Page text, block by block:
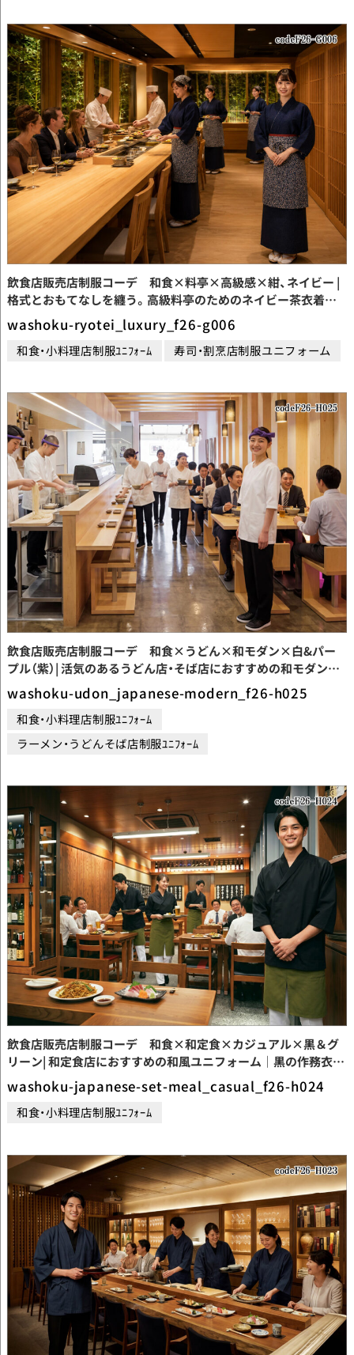
飲食店販売店制服コーデ 和食×料亭×高級感×紺、ネイビー |
格式とおもてなしを纏う。高級料亭のためのネイビー茶衣着ユ
ニフォームコーデ【codeF26-G006】
washoku-ryotei_luxury_f26-g006
和食・小料理店制服ﾕﾆﾌｫｰﾑ 寿司・割烹店制服ユニフォーム
飲食店販売店制服コーデ 和食×うどん×和モダン×白&パー
プル（紫）| 活気のあるうどん店・そば店におすすめの和モダンユ
ニフォーム｜白衣×黒パンツ×パープル四角巾コーデ
【codeF26-H025】
washoku-udon_japanese-modern_f26-h025
和食・小料理店制服ﾕﾆﾌｫｰﾑ
ラーメン・うどんそば店制服ﾕﾆﾌｫｰﾑ
飲食店販売店制服コーデ 和食×和定食×カジュアル×黒＆グ
リーン| 和定食店におすすめの和風ユニフォーム｜黒の作務衣×
うぐいす色エプロンのカジュアル和モダンコーデ【codeF26-
H024】
washoku-japanese-set-meal_casual_f26-h024
和食・小料理店制服ﾕﾆﾌｫｰﾑ